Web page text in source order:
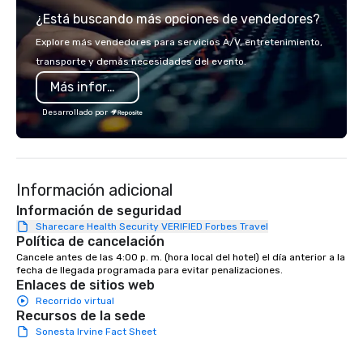
Lacador statue, the embodiment of
the gaucho culture. The Irvine location
also features a contemporary bar with
lounge seating and California design
influence, elegant private dining room
and expansive patio with al fresco
dining options.
partners to the
excellence.
¿Está buscando más opciones de vendedores?
Explore más vendedores para servicios A/V, entretenimiento,
transporte y demás necesidades del evento.
Más información
Desarrollado por
Información adicional
Información de seguridad
Sharecare Health Security VERIFIED Forbes Travel
Política de cancelación
Cancele antes de las 4:00 p. m. (hora local del hotel) el día anterior a la
fecha de llegada programada para evitar penalizaciones.
Enlaces de sitios web
Recorrido virtual
Recursos de la sede
Sonesta Irvine Fact Sheet